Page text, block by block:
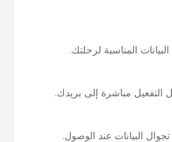
المناسبة لرحلتك.
التفعيل مباشرة إلى بريدك.